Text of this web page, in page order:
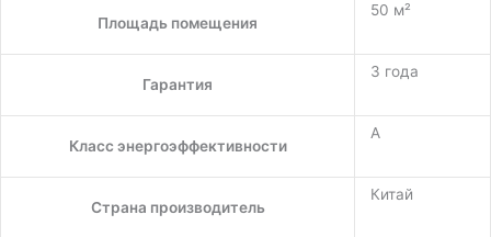
Площадь помещения
50 м²
Гарантия
3 года
Класс энергоэффективности
A
Страна производитель
Китай